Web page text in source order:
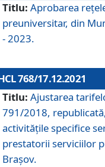
Titlu: Aprobarea
preuniversitar, din
- 2023.
768/17.12.2021
Titlu: Ajustarea
791/2018,
activităţile specifice
prestatorii serviciilor
Braşov.